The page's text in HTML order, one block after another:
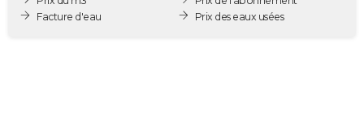
Destinations
City break
Voyage nature
Voyage de noces
Forum
Climat
PHOTOFacture d'eau
Prix des eaux usées